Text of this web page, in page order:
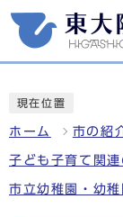
現在位置
ホーム 市の紹
子ども子育て関連
市立幼稚園・幼